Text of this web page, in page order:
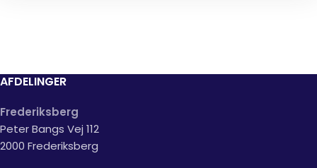
AFDELINGER
Frederiksberg
Peter Bangs Vej 112
2000 Frederiksberg